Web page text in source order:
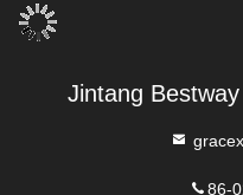
Jintang
86-